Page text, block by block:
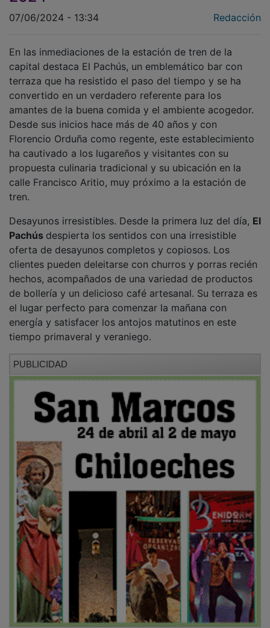
07/06/2024 - 13:34 Redacción
En las inmediaciones de la estación de tren de la
capital destaca El Pachús, un emblemático bar con
terraza que ha resistido el paso del tiempo y se ha
convertido en un verdadero referente para los
amantes de la buena comida y el ambiente acogedor.
Desde sus inicios hace más de 40 años y con
Florencio Orduña como regente, este establecimiento
ha cautivado a los lugareños y visitantes con su
propuesta culinaria tradicional y su ubicación en la
calle Francisco Aritio, muy próximo a la estación de
tren.
Desayunos irresistibles. Desde la primera luz del día, El
Pachús despierta los sentidos con una irresistible
oferta de desayunos completos y copiosos. Los
clientes pueden deleitarse con churros y porras recién
hechos, acompañados de una variedad de productos
de bollería y un delicioso café artesanal. Su terraza es
el lugar perfecto para comenzar la mañana con
energía y satisfacer los antojos matutinos en este
tiempo primaveral y veraniego.
PUBLICIDAD